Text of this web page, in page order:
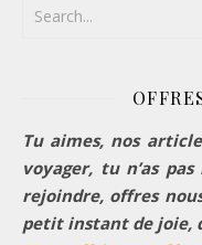
Tu aimes, nos
voyager, tu n’as
rejoindre, offres
petit instant de joie,